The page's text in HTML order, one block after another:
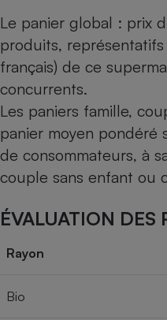
Le panier global : prix
produits,
français) de ce
concurrents.
Les paniers famille,
panier moyen pondéré
de consommateurs, à
couple sans enfant ou
ÉVALUATION DES
Rayon
Bio